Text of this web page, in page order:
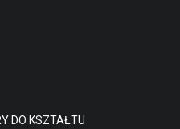
DO KSZTAŁTU